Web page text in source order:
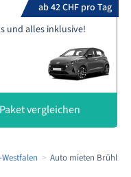
ab 42 CHF pro Tag
und alles inklusive!
vergleichen
Auto mieten Brühl